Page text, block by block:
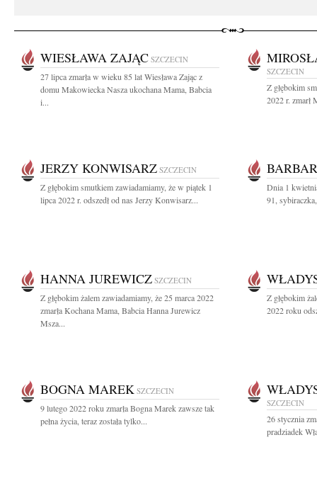
WIESŁAWA ZAJĄC SZCZECIN
27 lipca zmarła w wieku 85 lat Wiesława Zając z
domu Makowiecka Nasza ukochana Mama, Babcia
i...
SZCZECIN
Z głębokim
2022 r. zmarł
JERZY KONWISARZ SZCZECIN
Z głębokim smutkiem zawiadamiamy, że w piątek 1
lipca 2022 r. odszedł od nas Jerzy Konwisarz...
Dnia 1
91,
HANNA JUREWICZ SZCZECIN
Z głębokim żalem zawiadamiamy, że 25 marca 2022
zmarła Kochana Mama, Babcia Hanna Jurewicz
Msza...
Z głębokim
2022 roku
BOGNA MAREK SZCZECIN
9 lutego 2022 roku zmarła Bogna Marek zawsze tak
pełna życia, teraz została tylko...
SZCZECIN
26 stycznia
pradziadek